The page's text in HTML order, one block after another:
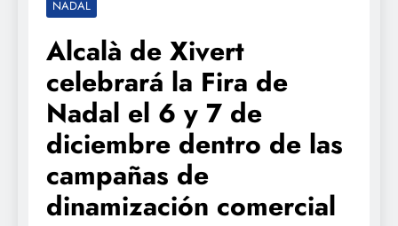
NADAL
Alcalà de Xivert
celebrará la Fira de
Nadal el 6 y 7 de
diciembre dentro de las
campañas de
dinamización comercial